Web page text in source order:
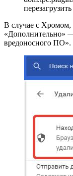
В случае с
«Дополнительно»
вредоносного ПО».